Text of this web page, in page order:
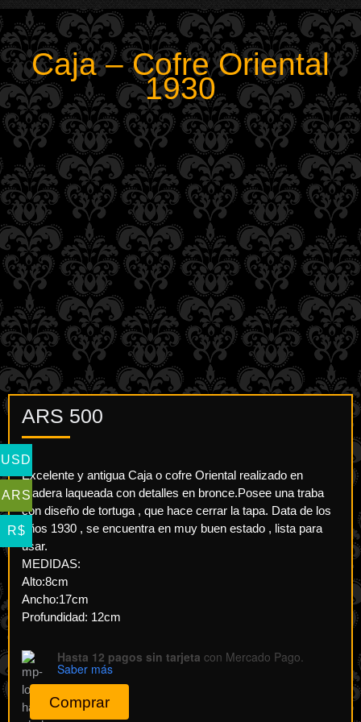
Caja – Cofre Oriental
1930
ARS 500
Excelente y antigua Caja o cofre Oriental realizado en
madera laqueada con detalles en bronce.Posee una traba
con diseño de tortuga , que hace cerrar la tapa. Data de los
años 1930 , se encuentra en muy buen estado , lista para
usar.
MEDIDAS:
Alto:8cm
Ancho:17cm
Profundidad: 12cm
Hasta 12 pagos sin tarjeta con Mercado Pago.
Saber más
Comprar
USD
ARS
R$